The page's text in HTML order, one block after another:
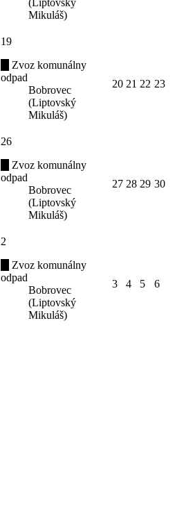
(Liptovský
Mikuláš)
19
Zvoz komunálny
odpad
Bobrovec
(Liptovský
Mikuláš)
20 21 22 23
26
Zvoz komunálny
odpad
Bobrovec
(Liptovský
Mikuláš)
27 28 29 30
2
Zvoz komunálny
odpad
Bobrovec
(Liptovský
Mikuláš)
3 4 5 6